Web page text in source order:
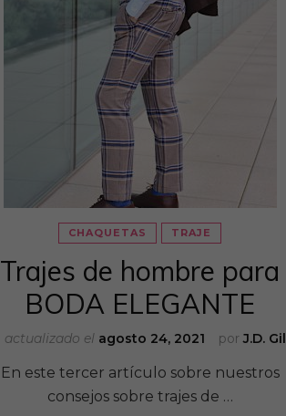
CHAQUETAS TRAJE
Trajes de hombre para
BODA ELEGANTE
porJ.D. Gil
actualizado el agosto 24, 2021
En este tercer artículo sobre nuestros
consejos sobre trajes de …